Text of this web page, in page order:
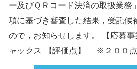
ー及びＱＲコード決済の取扱業務
項に基づき審査した結果，受託候
ので，お知らせします。 【応募
ャックス 【評価点】 ※２００